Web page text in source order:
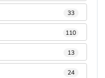
33
110
13
24